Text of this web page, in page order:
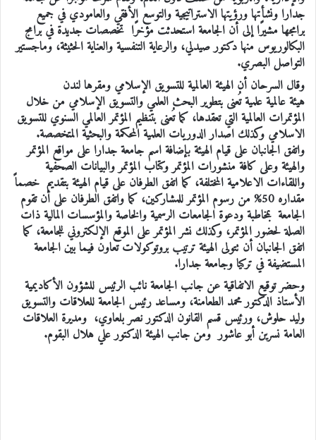
جدارا ونشأتها ورؤيتها الاستراتيجية والتوسع الأفقي والعامودي في جميع
برامجها مشيرًا إلى أن الجامعة استحدثت مؤخرًا تخصصات جديدة في برامج
البكالوريوس منها دكتور صيدلي، والرعاية التنفسية والعناية الحثيثة، وماجستير
التواصل البصري.
وقال السرحان أن الهيئة العالمية للتسويق الإسلامي ومقرها لندن
هيئة عالمية علمية تُعنى بتطوير البحث العلمي والتسويق الإسلامي من خلال
المؤتمرات العالمية التي تعقدها، كما تُعنى بتنظيم المؤتمر العالمي السنوي للتسويق
الاسلامي وكذلك اصدار الدوريات العلمية المحكمة والبحثية المتخصصة.
واتفق الجانبان على قيام الهيئة بإضافة اسم جامعة جدارا على مواقع المؤتمر
والهيئة وعلى كافة منشورات المؤتمر وكتاب المؤتمر والبيانات الصحفية
واللقاءات الاعلامية المختلفة، كما اتفق الطرفان على قيام الهيئة بتقديم خصماً
مقداره 50% من رسوم المؤتمر للمشاركين، كما واتفق الطرفان على أن تقوم
الجامعة بمخاطبة ودعوة الجامعات الرسمية والخاصة والمؤسسات المالية ذات
الصلة لحضور المؤتمر، وكذلك نشر المؤتمر على الموقع الإلكتروني للجامعة، كما
اتفق الجانبان أن تتولى الهيئة ترتيب بروتوكولات تعاون فيما بين الجامعة
المستضيفة في تركيا وجامعة جدارا.
وحضر توقيع الاتفاقية عن جانب الجامعة نائب الرئيس للشؤون الأكاديمية
الأستاذ الدكتور محمد الطعامنة، ومساعد رئيس الجامعة للعلاقات والتسويق
وليد حلوش، ورئيس قسم القانون الدكتور نصر بلعاوي، ومديرة العلاقات
العامة نسرين أبو عاشور ومن جانب الهيئة الدكتور علي هلال البقوم.